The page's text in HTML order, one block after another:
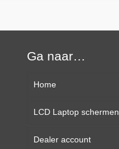
Ga naar…
Home
LCD Laptop schermen
13,3 inch
Dealer account